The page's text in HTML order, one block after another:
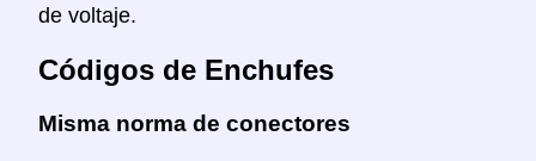
de voltaje.
Códigos de Enchufes
Misma norma de conectores